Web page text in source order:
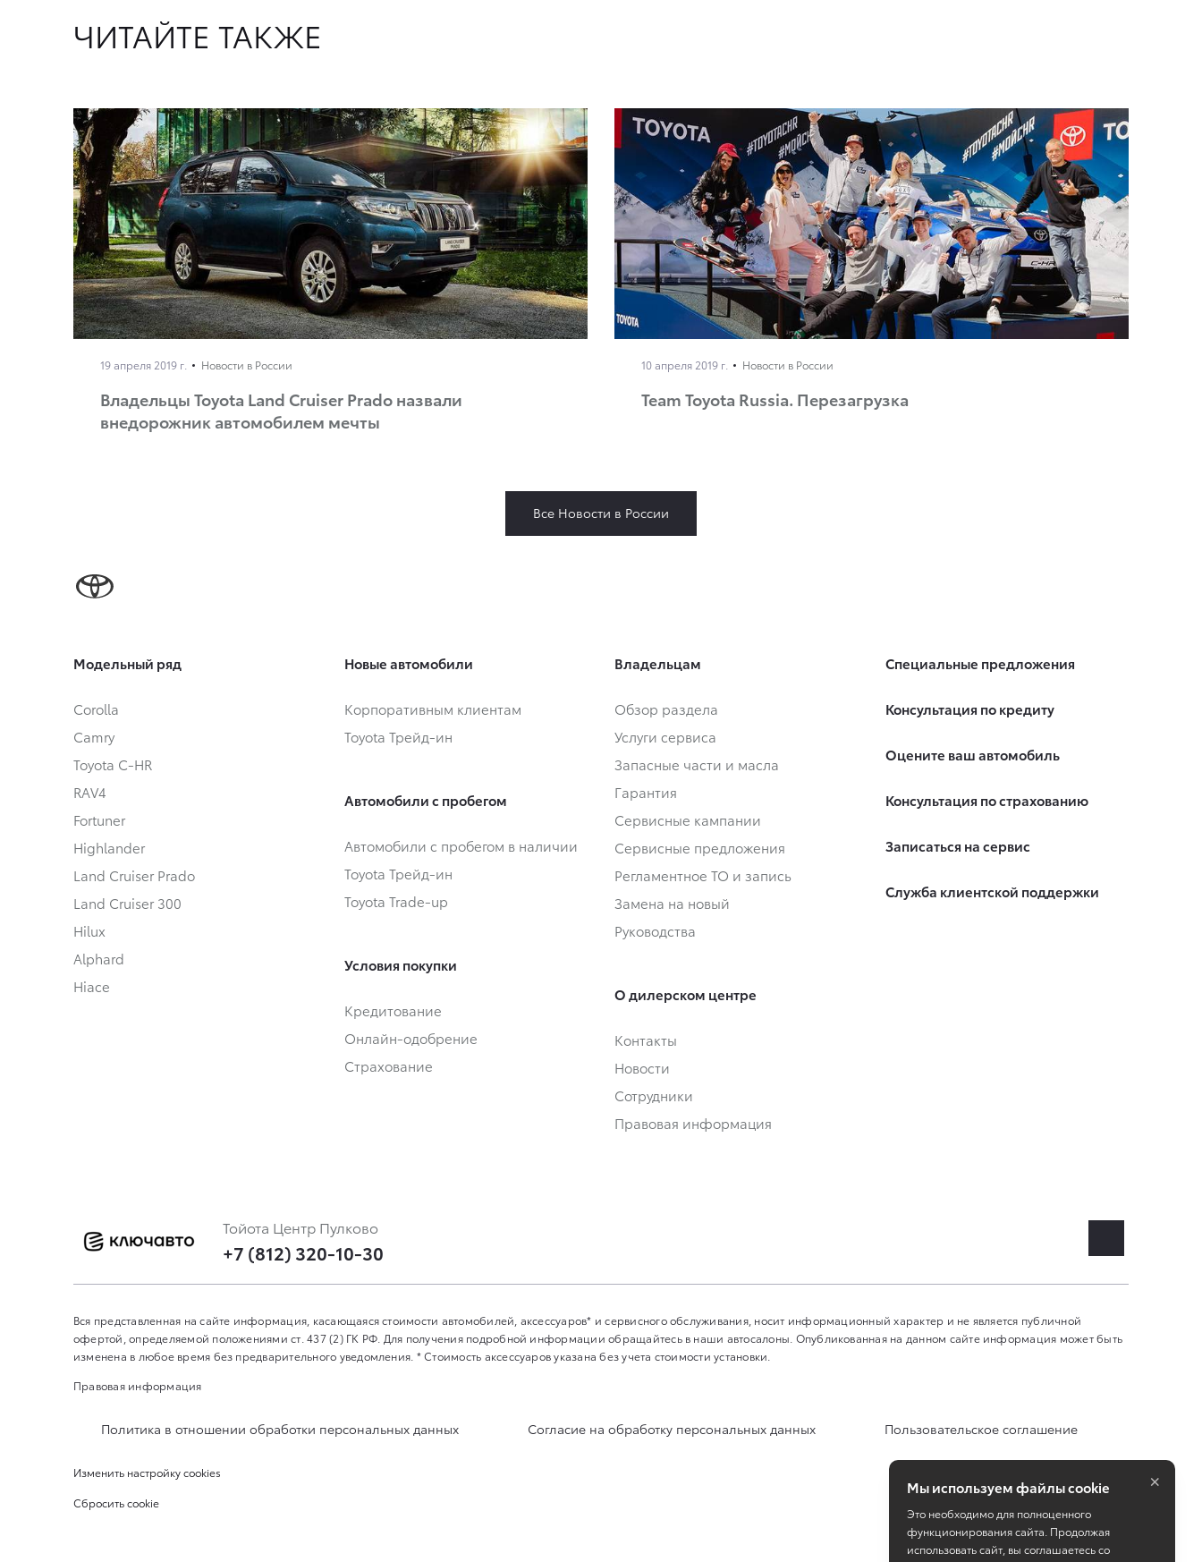
ЧИТАЙТЕ ТАКЖЕ
19 апреля 2019 г. Новости в России
Владельцы Toyota Land Cruiser Prado назвали
внедорожник автомобилем мечты
10 апреля 2019 г. Новости в России
Team Toyota Russia. Перезагрузка
Все Новости в России
Модельный ряд
Corolla
Camry
Toyota C-HR
RAV4
Fortuner
Highlander
Land Cruiser Prado
Land Cruiser 300
Hilux
Alphard
Hiace
Новые автомобили
Корпоративным клиентам
Toyota Трейд-ин
Автомобили с пробегом
Автомобили с пробегом в наличии
Toyota Трейд-ин
Toyota Trade-up
Условия покупки
Кредитование
Онлайн-одобрение
Страхование
Владельцам
Обзор раздела
Услуги сервиса
Запасные части и масла
Гарантия
Сервисные кампании
Сервисные предложения
Регламентное ТО и запись
Замена на новый
Руководства
О дилерском центре
Контакты
Новости
Сотрудники
Правовая информация
Специальные предложения
Консультация по кредиту
Оцените ваш автомобиль
Консультация по страхованию
Записаться на сервис
Служба клиентской поддержки
Тойота Центр Пулково
+7 (812) 320-10-30
Вся представленная на сайте информация, касающаяся стоимости автомобилей, аксессуаров* и сервисного обслуживания, носит информационный характер и не является публичной
офертой, определяемой положениями ст. 437 (2) ГК РФ. Для получения подробной информации обращайтесь в наши автосалоны. Опубликованная на данном сайте информация может быть
изменена в любое время без предварительного уведомления. * Стоимость аксессуаров указана без учета стоимости установки.
Правовая информация
Политика в отношении обработки персональных данных Согласие на обработку персональных данных Пользовательское соглашение
Изменить настройку cookies
Сбросить cookie
Мы используем файлы cookie
Это необходимо для полноценного
функционирования сайта. Продолжая
использовать сайт, вы соглашаетесь со
×